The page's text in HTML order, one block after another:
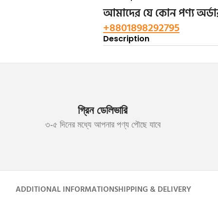
আমাদের যে কোন পণ্য
+8801898292795
Description
গ্রিন ডেলিভারি
৩-৫ দিনের মধ্যে আপনার পণ্য পৌছে যাবে
ADDITIONAL INFORMATIONSHIPPING & DELIVERY